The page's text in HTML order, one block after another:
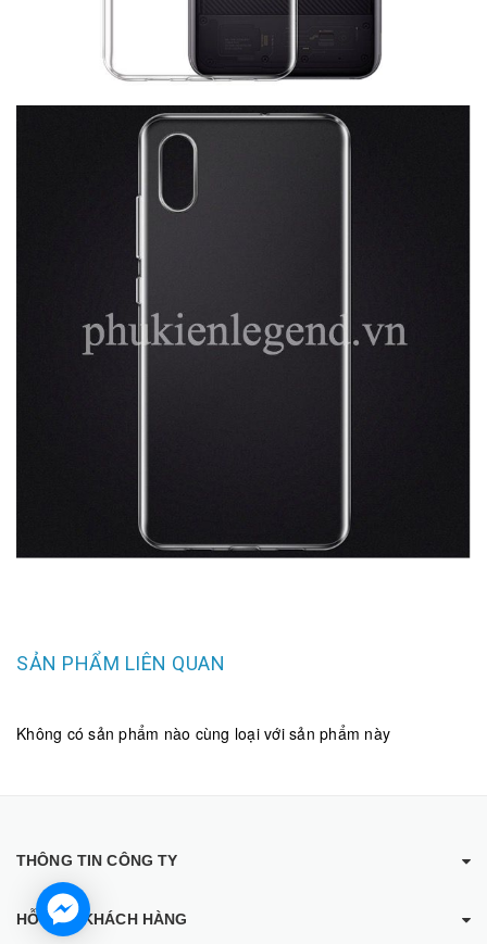
SẢN PHẨM LIÊN QUAN
Không có sản phẩm nào cùng loại với sản phẩm này
THÔNG TIN CÔNG TY
HỖ TRỢ KHÁCH HÀNG